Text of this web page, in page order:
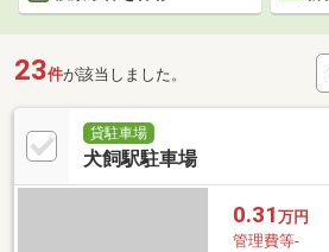
23件が該当しました。
貸駐車場
犬飼駅駐車場
0.31 万円
管理費等-